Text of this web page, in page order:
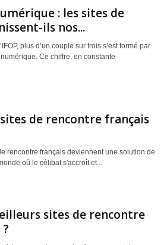
: les sites de
ils nos...
plus d’un couple sur trois s’est formé par
Ce chiffre, en constante
de rencontre français
rencontre français deviennent une solution de
où le célibat s'accroît et...
sites de rencontre